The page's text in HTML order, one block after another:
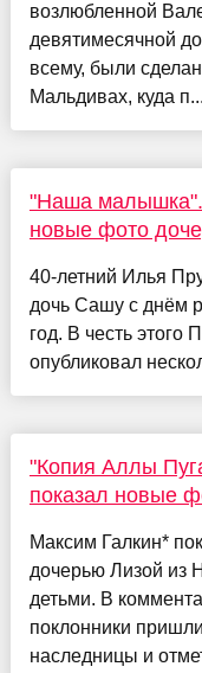
возлюбленной
девятимесячной
всему, были
Мальдивах, куда п...
"Наша малышка".
новые фото
40-летний Илья
дочь Сашу с днём
год. В честь этого
опубликовал
"Копия Аллы
показал новые
Максим Галкин*
дочерью Лизой из
детьми. В
поклонники
наследницы и